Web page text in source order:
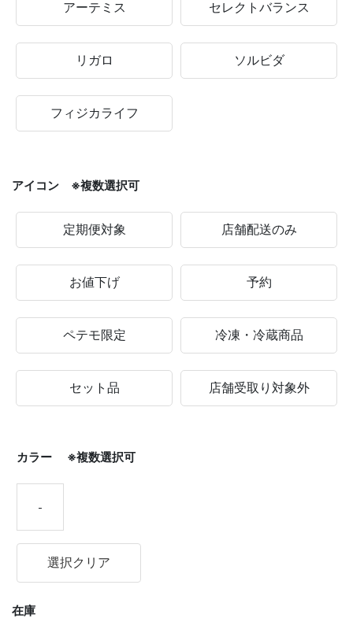
アーテミス セレクトバランス
リガロ ソルビダ
フィジカライフ
アイコン ※複数選択可
定期便対象 店舗配送のみ
お値下げ 予約
ペテモ限定 冷凍・冷蔵商品
セット品 店舗受取り対象外
カラー ※複数選択可
-
選択クリア
在庫